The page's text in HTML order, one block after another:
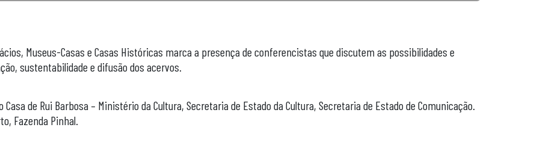
Museus-Casas e Casas Históricas marca a presença de conferencistas que discutem as possibilidades e
sustentabilidade e difusão dos acervos.
Casa de Rui Barbosa – Ministério da Cultura, Secretaria de Estado da Cultura, Secretaria de Estado de Comunicação.
Fazenda Pinhal.